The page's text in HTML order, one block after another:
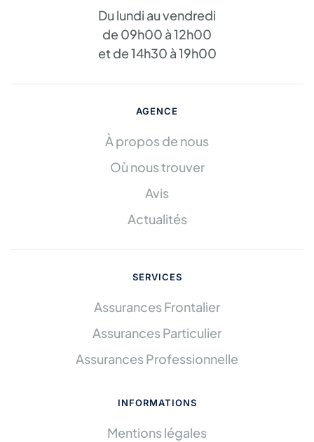
Du lundi au vendredi
de 09h00 à 12h00
et de 14h30 à 19h00
AGENCE
À propos de nous
Où nous trouver
Avis
Actualités
SERVICES
Assurances Frontalier
Assurances Particulier
Assurances Professionnelle
INFORMATIONS
Mentions légales